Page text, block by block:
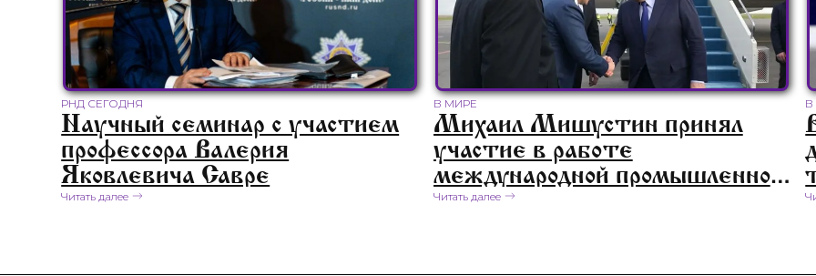
РНД СЕГОДНЯ
Научный семинар с участием
профессора Валерия
Яковлевича Савре
Читать далее
В МИРЕ
Михаил Мишустин принял
участие в работе
международной промышленной
выставки «Иннопром.
Читать далее
В